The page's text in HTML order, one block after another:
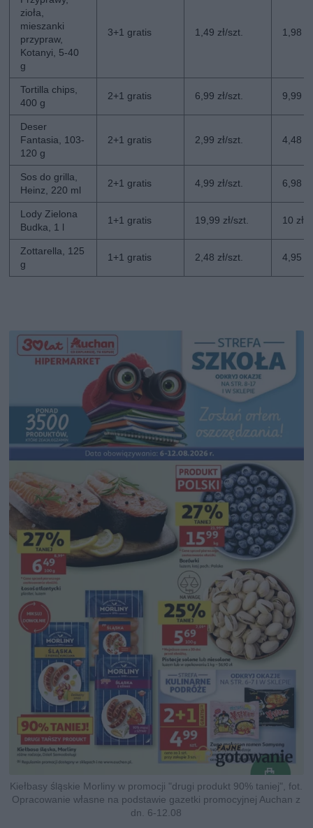
zioła,
mieszanki
przypraw,
Kotanyi, 5-40
g
3+1 gratis 1,49 zł/szt. 1,98
Tortilla chips,
400 g
2+1 gratis 6,99 zł/szt. 9,99
Deser
Fantasia, 103-
120 g
2+1 gratis 2,99 zł/szt. 4,48
Sos do grilla,
Heinz, 220 ml
2+1 gratis 4,99 zł/szt. 6,98
Lody Zielona
Budka, 1 l
1+1 gratis 19,99 zł/szt. 10 zł/
Zottarella, 125
g
1+1 gratis 2,48 zł/szt. 4,95
Kiełbasy śląskie Morliny w promocji "drugi produkt 90% taniej", fot.
Opracowanie własne na podstawie gazetki promocyjnej Auchan z
dn. 6-12.08